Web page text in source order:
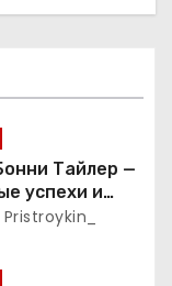
Тайлер —
успехи и
Pristroykin_